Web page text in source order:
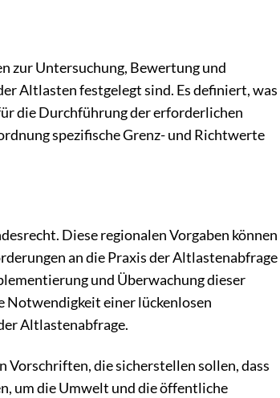
zur Untersuchung, Bewertung und
Altlasten festgelegt sind. Es definiert, was
die Durchführung der erforderlichen
spezifische Grenz- und Richtwerte
Diese regionalen Vorgaben können
an die Praxis der Altlastenabfrage
und Überwachung dieser
einer lückenlosen
Altlastenabfrage.
Vorschriften, die sicherstellen sollen, dass
um die Umwelt und die öffentliche